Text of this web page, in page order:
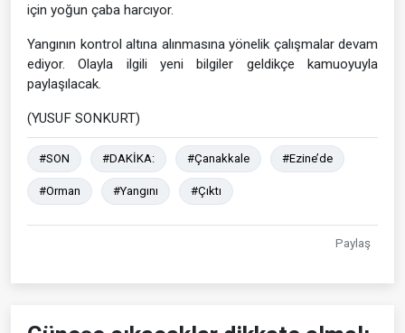
için yoğun çaba harcıyor.
Yangının kontrol altına alınmasına yönelik çalışmalar devam
ediyor. Olayla ilgili yeni bilgiler geldikçe kamuoyuyla
paylaşılacak.
(YUSUF SONKURT)
#SON #DAKİKA: #Çanakkale #Ezine’de
#Orman #Yangını #Çıktı
Paylaş